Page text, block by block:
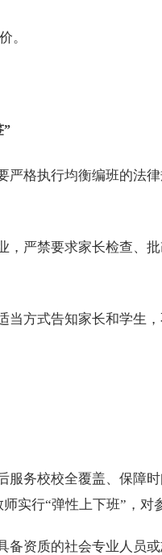
。
”
格执行均衡编班的法
严禁要求家长检查、
方式告知家长和学生
务校校全覆盖、保障
实行“弹性上下班”，对
资质的社会专业人员